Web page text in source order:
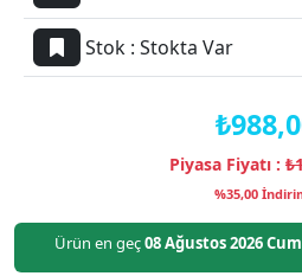
Stok : Stokta Var
Piyasa Fiyatı :
%35,00
Ürün en geç08 Ağustos 2026